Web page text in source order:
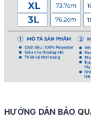
HƯỚNG DẪN BẢO